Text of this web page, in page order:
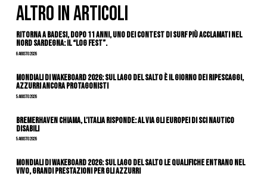
ALTRO IN ARTICOLI
Ritorna a Badesi, dopo 11 anni, uno dei contest di surf più acclamati nel
nord Sardegna: il “Log Fest”.
6 Agosto 2026
Mondiali di Wakeboard 2026: sul Lago del Salto è il giorno dei ripescaggi,
azzurri ancora protagonisti
5 Agosto 2026
Bremerhaven chiama, l’Italia risponde: al via gli Europei di Sci Nautico
Disabili
5 Agosto 2026
Mondiali di Wakeboard 2026: sul Lago del Salto le qualifiche entrano nel
vivo, grandi prestazioni per gli azzurri